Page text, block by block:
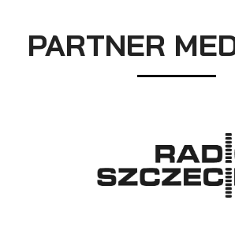
PARTNER